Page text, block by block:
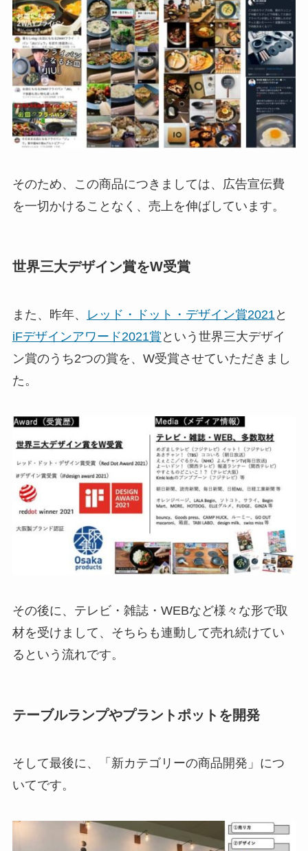
そのため、この商品につきましては、広告宣伝費
を一切かけることなく、売上を伸ばしています。
世界三大デザイン賞をW受賞
また、昨年、 レッド・ドット・デザイン賞2021 と
iFデザインアワード2021賞 という世界三大デザイ
ン賞のうち2つの賞を、W受賞させていただきまし
た。
その後に、テレビ・雑誌・WEBなど様々な形で取
材を受けまして、そちらも連動して売れ続けてい
るという流れです。
テーブルランプやプラントポットを開発
そして最後に、「新カテゴリーの商品開発」につ
いてです。